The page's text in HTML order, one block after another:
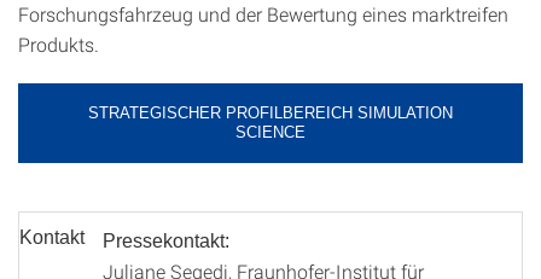
Forschungsfahrzeug und der Bewertung eines marktreifen
Produkts.
STRATEGISCHER PROFILBEREICH SIMULATION
SCIENCE
Kontakt Pressekontakt:
Juliane Segedi, Fraunhofer-Institut für